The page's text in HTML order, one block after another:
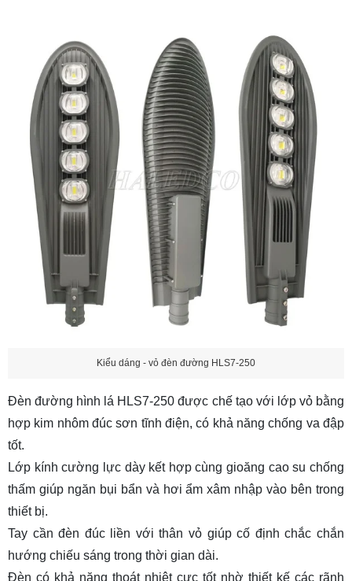
Kiểu dáng - vỏ đèn đường HLS7-250
Đèn đường hình lá HLS7-250 được chế tạo với lớp vỏ bằng
hợp kim nhôm đúc sơn tĩnh điện, có khả năng chống va đập
tốt.
Lớp kính cường lực dày kết hợp cùng gioăng cao su chống
thấm giúp ngăn bụi bẩn và hơi ẩm xâm nhập vào bên trong
thiết bị.
Tay cần đèn đúc liền với thân vỏ giúp cố định chắc chắn
hướng chiếu sáng trong thời gian dài.
Đèn có khả năng thoát nhiệt cực tốt nhờ thiết kế các rãnh